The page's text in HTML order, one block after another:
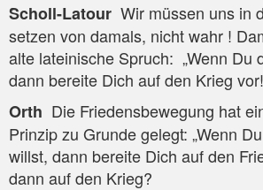
Scholl-Latour Wir müs­sen uns in
set­zen von damals, nicht wahr !
alte latei­ni­sche Spruch: „Wenn Du
dann berei­te Dich auf den Krieg
Orth Die Frie­dens­be­we­gung hat
Prin­zip zu Grun­de gelegt: „Wenn
willst, dann berei­te Dich auf den
dann auf den Krieg?